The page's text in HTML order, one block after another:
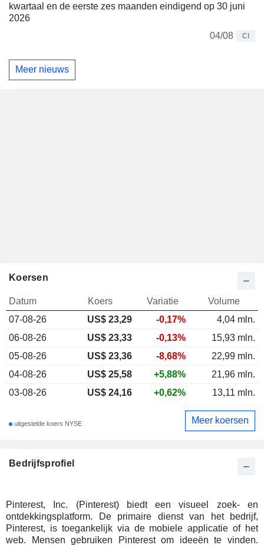
kwartaal en de eerste zes maanden eindigend op 30 juni
2026
04/08
CI
Meer nieuws
Bedrijfsprofiel
Pinterest, Inc. (Pinterest) biedt een visueel zoek- en
ontdekkingsplatform. De primaire dienst van het bedrijf,
Pinterest, is toegankelijk via de mobiele applicatie of het
web. Mensen gebruiken Pinterest om ideeën te vinden.
Koersen
Datum Koers Variatie
Volume
07-08-26
US$ 23,29 -0,17%
4,04 mln.
06-08-26
US$ 23,33 -0,13%
15,93 mln.
05-08-26
US$ 23,36 -8,68%
22,99 mln.
04-08-26
US$ 25,58 +5,88%
21,96 mln.
03-08-26
US$ 24,16 +0,62% 13,11 mln.
uitgestelde koers NYSE Meer koersen